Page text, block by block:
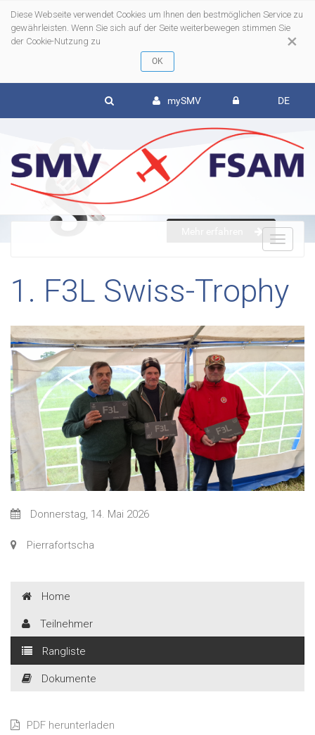
×
Diese Webseite verwendet Cookies um Ihnen den bestmöglichen Service zu
gewährleisten. Wenn Sie sich auf der Seite weiterbewegen stimmen Sie
der Cookie-Nutzung zu
mySMV DE
1. F3L Swiss-Trophy
Donnerstag, 14. Mai 2026
Pierrafortscha
Home
Teilnehmer
Rangliste
Dokumente
PDF herunterladen